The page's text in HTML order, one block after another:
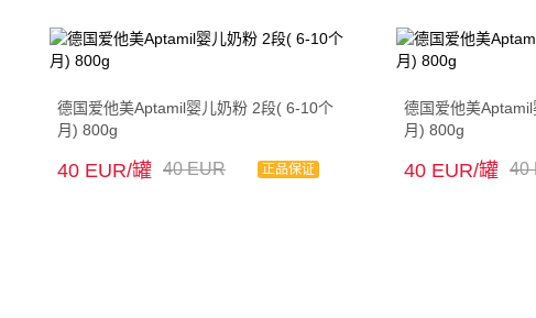
德国爱他美Aptamil婴儿奶粉 2段( 6-10个
月) 800g
40 EUR/罐 40 EUR 正品保证
德国爱他美
月) 800g
40 EUR/罐 40